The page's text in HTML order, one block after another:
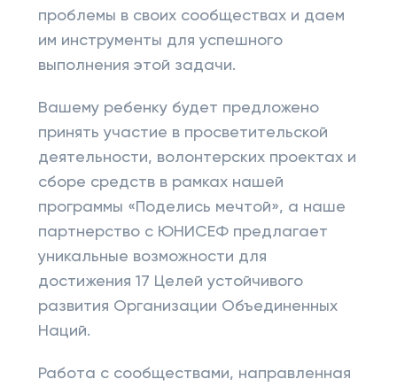
проблемы в своих сообществах и даем
им инструменты для успешного
выполнения этой задачи.
Вашему ребенку будет предложено
принять участие в просветительской
деятельности, волонтерских проектах и
​​сборе средств в рамках нашей
программы «Поделись мечтой», а наше
партнерство с ЮНИСЕФ предлагает
уникальные возможности для
достижения 17 Целей устойчивого
развития Организации Объединенных
Наций.
Работа с сообществами, направленная